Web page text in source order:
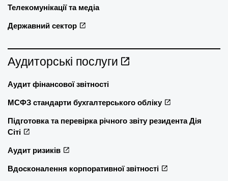
Телекомунікації та медіа
Державний сектор
Аудиторські послуги
Аудит фінансової звітності
МСФЗ стандарти бухгалтерського обліку
Підготовка та перевірка річного звіту резидента Дія
Сіті
Аудит ризиків
Вдосконалення корпоративної звітності